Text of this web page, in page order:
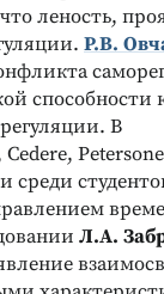
леность,
Р.В.
способности
В
среди
Л.А.